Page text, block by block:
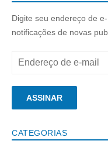
Digite seu endereço de
notificações de novas
Endereço
e-
ASSINAR
CATEGORIAS